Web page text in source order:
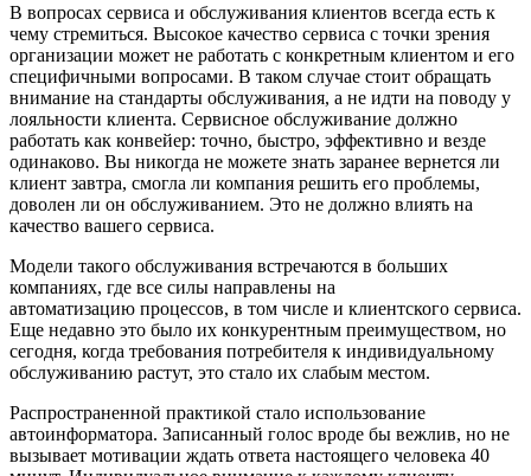
В вопросах сервиса и обслуживания клиентов всегда есть к
чему стремиться. Высокое качество сервиса с точки зрения
организации может не работать с конкретным клиентом и его
специфичными вопросами. В таком случае стоит обращать
внимание на стандарты обслуживания, а не идти на поводу у
лояльности клиента. Сервисное обслуживание должно
работать как конвейер: точно, быстро, эффективно и везде
одинаково. Вы никогда не можете знать заранее вернется ли
клиент завтра, смогла ли компания решить его проблемы,
доволен ли он обслуживанием. Это не должно влиять на
качество вашего сервиса.
Модели такого обслуживания встречаются в больших
компаниях, где все силы направлены на
автоматизацию процессов, в том числе и клиентского сервиса.
Еще недавно это было их конкурентным преимуществом, но
сегодня, когда требования потребителя к индивидуальному
обслуживанию растут, это стало их слабым местом.
Распространенной практикой стало использование
автоинформатора. Записанный голос вроде бы вежлив, но не
вызывает мотивации ждать ответа настоящего человека 40